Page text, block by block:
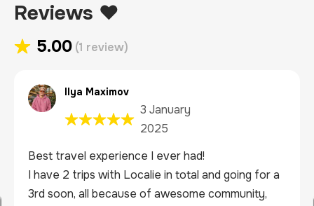
Reviews ❤️
5.00 (1 review)
Ilya Maximov
3 January
2025
Best travel experience I ever had!
I have 2 trips with Localie in total and going for a
3rd soon, all because of awesome community,